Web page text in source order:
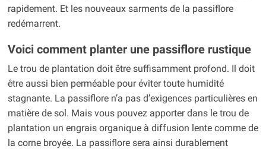
rapidement. Et les nouveaux sarments de la passiflore
redémarrent.
Voici comment planter une passiflore rustique
Le trou de plantation doit être suffisamment profond. Il doit
être aussi bien perméable pour éviter toute humidité
stagnante. La passiflore n’a pas d’exigences particulières en
matière de sol. Mais vous pouvez apporter dans le trou de
plantation un engrais organique à diffusion lente comme de
la corne broyée. La passiflore sera ainsi durablement